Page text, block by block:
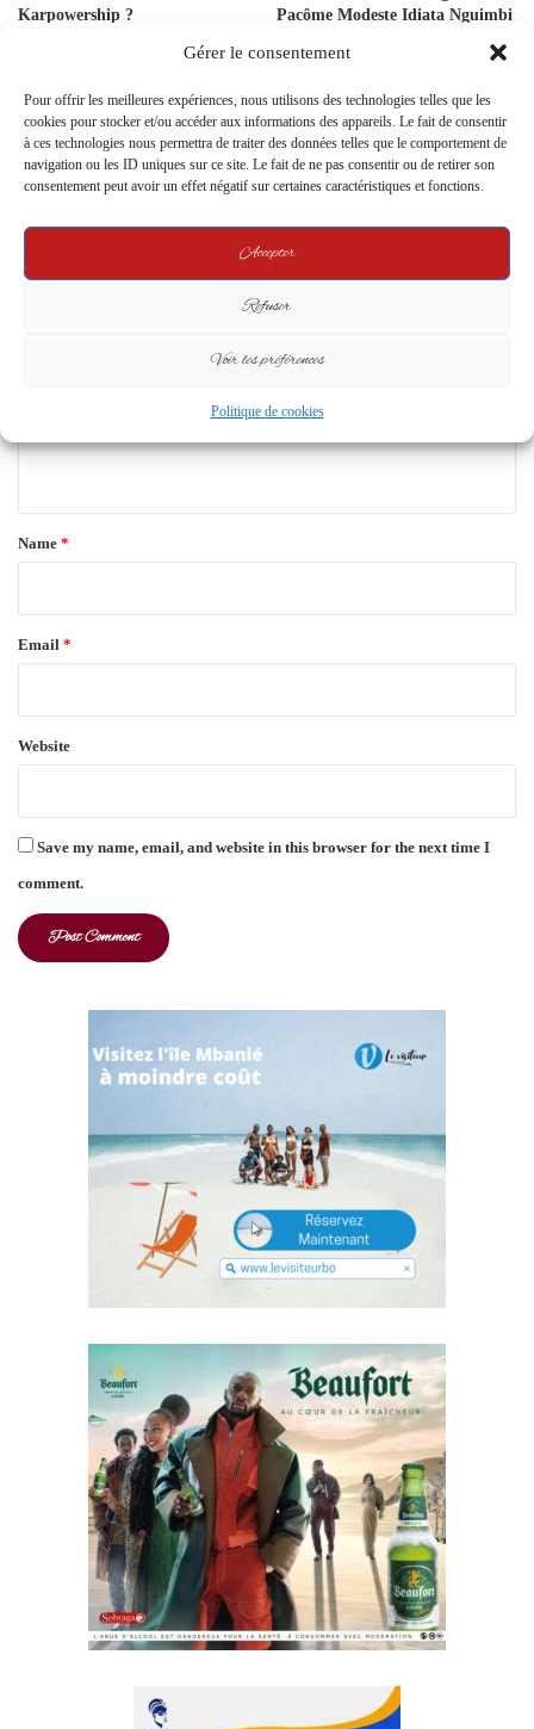
Gérer le consentement
Pour offrir les meilleures expériences, nous utilisons des technologies telles que les
cookies pour stocker et/ou accéder aux informations des appareils. Le fait de consentir
à ces technologies nous permettra de traiter des données telles que le comportement de
navigation ou les ID uniques sur ce site. Le fait de ne pas consentir ou de retirer son
consentement peut avoir un effet négatif sur certaines caractéristiques et fonctions.
Accepter
Refuser
Voir les préférences
Politique de cookies
Karpowership ?
Pacôme Modeste Idiata Nguimbi
parlementaire à la diaspora de
Leave a Reply
Your email address will not be published.
C
*
Name *
Email *
Website
Save my name, email, and website in this browser for the next time I
comment.